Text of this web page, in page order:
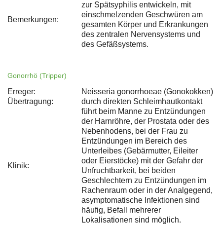
Bemerkungen:
zur Spätsyphilis entwickeln, mit
einschmelzenden Geschwüren am
gesamten Körper und Erkrankungen
des zentralen Nervensystems und
des Gefäßsystems.
Gonorrhö (Tripper)
Erreger:
Neisseria gonorrhoeae (Gonokokken)
Übertragung:
durch direkten Schleimhautkontakt
Klinik:
führt beim Manne zu Entzündungen
der Harnröhre, der Prostata oder des
Nebenhodens, bei der Frau zu
Entzündungen im Bereich des
Unterleibes (Gebärmutter, Eileiter
oder Eierstöcke) mit der Gefahr der
Unfruchtbarkeit, bei beiden
Geschlechtern zu Entzündungen im
Rachenraum oder in der Analgegend,
asymptomatische Infektionen sind
häufig, Befall mehrerer
Lokalisationen sind möglich.